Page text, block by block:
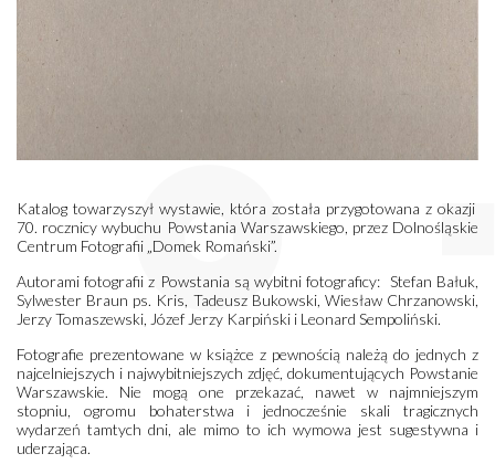
Katalog towarzyszył wystawie, która została przygotowana z okazji
70. rocznicy wybuchu Powstania Warszawskiego, przez Dolnośląskie
Centrum Fotografii „Domek Romański”.
Autorami fotografii z Powstania są wybitni fotograficy: Stefan Bałuk,
Sylwester Braun ps. Kris, Tadeusz Bukowski, Wiesław Chrzanowski,
Jerzy Tomaszewski, Józef Jerzy Karpiński i Leonard Sempoliński.
Fotografie prezentowane w książce z pewnością należą do jednych z
najcelniejszych i najwybitniejszych zdjęć, dokumentujących Powstanie
Warszawskie. Nie mogą one przekazać, nawet w najmniejszym
stopniu, ogromu bohaterstwa i jednocześnie skali tragicznych
wydarzeń tamtych dni, ale mimo to ich wymowa jest sugestywna i
uderzająca.